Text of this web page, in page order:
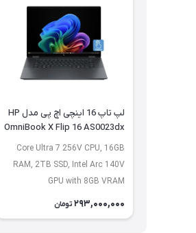
لپ تاپ 16 اینچی اچ پی مدل HP
OmniBook X Flip 16 AS0023dx
- B
Core Ultra 7 256V CPU, 16GB
RAM, 2TB SSD, Intel Arc 140V
GPU with 8GB VRAM
293,000,000 تومان